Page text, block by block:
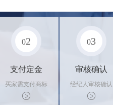
02
支付定金
买家需支付商标
标价的10%的购
买订金
03
审核确认
经纪人审核确认
商标状态